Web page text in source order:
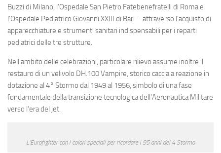
Buzzi di Milano, l’Ospedale San Pietro Fatebenefratelli di Roma e
l’Ospedale Pediatrico Giovanni XXIII di Bari – attraverso l’acquisto di
apparecchiature e strumenti sanitari indispensabili per i reparti
pediatrici delle tre strutture.
Nell’ambito delle celebrazioni, particolare rilievo assume inoltre il
restauro di un velivolo DH.100 Vampire, storico caccia a reazione in
dotazione al 4° Stormo dal 1949 al 1956, simbolo di una fase
fondamentale della transizione tecnologica dell’Aeronautica Militare
verso l’era del jet.
L’Eurofighter con i colori speciali per ricordare i 95 anni del 4 Stormo